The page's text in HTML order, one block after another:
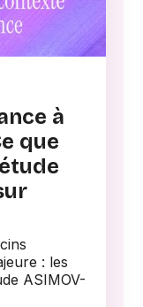
à
que
: les
ASIMOV-